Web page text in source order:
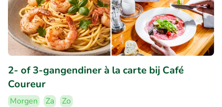
2- of 3-gangendiner à la carte bij Café
Coureur
Morgen Za
Zo